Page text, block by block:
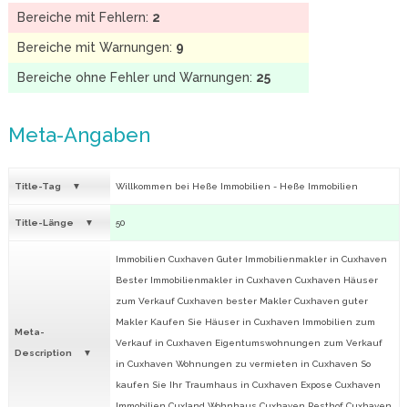
Bereiche mit Fehlern: 2
Bereiche mit Warnungen: 9
Bereiche ohne Fehler und Warnungen: 25
Meta-Angaben
Title-Tag Willkommen bei Heße Immobilien - Heße Immobilien
Title-Länge 50
Meta-
Description
Immobilien Cuxhaven Guter Immobilienmakler in Cuxhaven
Bester Immobilienmakler in Cuxhaven Cuxhaven Häuser
zum Verkauf Cuxhaven bester Makler Cuxhaven guter
Makler Kaufen Sie Häuser in Cuxhaven Immobilien zum
Verkauf in Cuxhaven Eigentumswohnungen zum Verkauf
in Cuxhaven Wohnungen zu vermieten in Cuxhaven So
kaufen Sie Ihr Traumhaus in Cuxhaven Expose Cuxhaven